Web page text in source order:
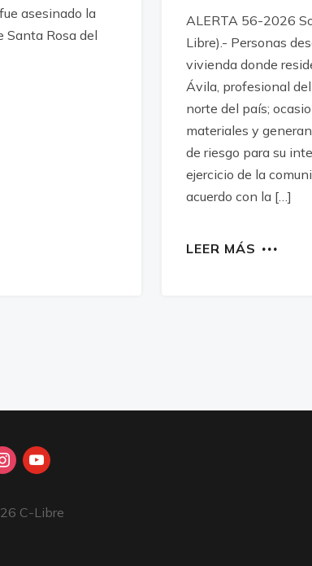
asesinado la
Santa Rosa del
ALERTA 56-2026
Libre).- Personas
vivienda donde
Ávila, profesional
norte del país;
materiales y
de riesgo para su
ejercicio de la
acuerdo con la […]
LEER MÁS
youtube
C-Libre